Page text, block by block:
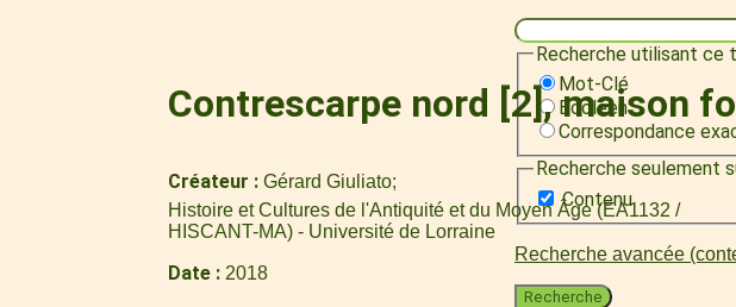
Recherche utilisant ce
Mot-Clé
Booléen
Correspondance
Recherche seulement
Contenu
Recherche avancée
Recherche
Contrescarpe nord [2], maison
Créateur
Gérard Giuliato
Histoire et Cultures de l'Antiquité et du Moyen Âge (EA1132 /
HISCANT-MA) - Université de Lorraine
Date 2018